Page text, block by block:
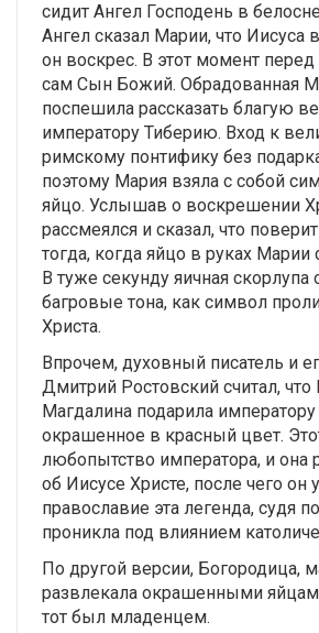
сидит Ангел Господень в
Ангел сказал Марии, что Иисуса
он воскрес. В этот момент перед
сам Сын Божий. Обрадованная
поспешила рассказать благую
императору Тиберию. Вход к
римскому понтифику без
поэтому Мария взяла с собой
яйцо. Услышав о воскрешении
рассмеялся и сказал, что
тогда, когда яйцо в руках Марии
В туже секунду яичная скорлупа
багровые тона, как символ
Христа.
Впрочем, духовный писатель и
Дмитрий Ростовский считал,
Магдалина подарила
окрашенное в красный цвет.
любопытство императора, и она
об Иисусе Христе, после чего он
православие эта легенда, судя
проникла под влиянием
По другой версии, Богородица,
развлекала окрашенными
тот был младенцем.